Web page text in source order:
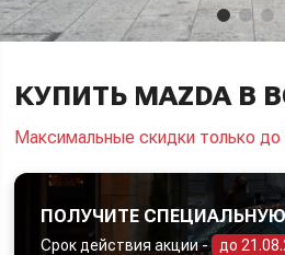
КУПИТЬ MAZDA В
Максимальные скидки только до
ПОЛУЧИТЕ
Срок действия акции - до